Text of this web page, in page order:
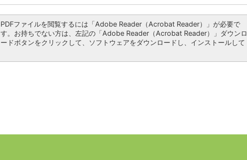
PDFファイルを閲覧するには「Adobe Reader（Acrobat Reader）」が必要で
す。お持ちでない方は、左記の「Adobe Reader（Acrobat Reader）」ダウンロ
ードボタンをクリックして、ソフトウェアをダウンロードし、インストールして